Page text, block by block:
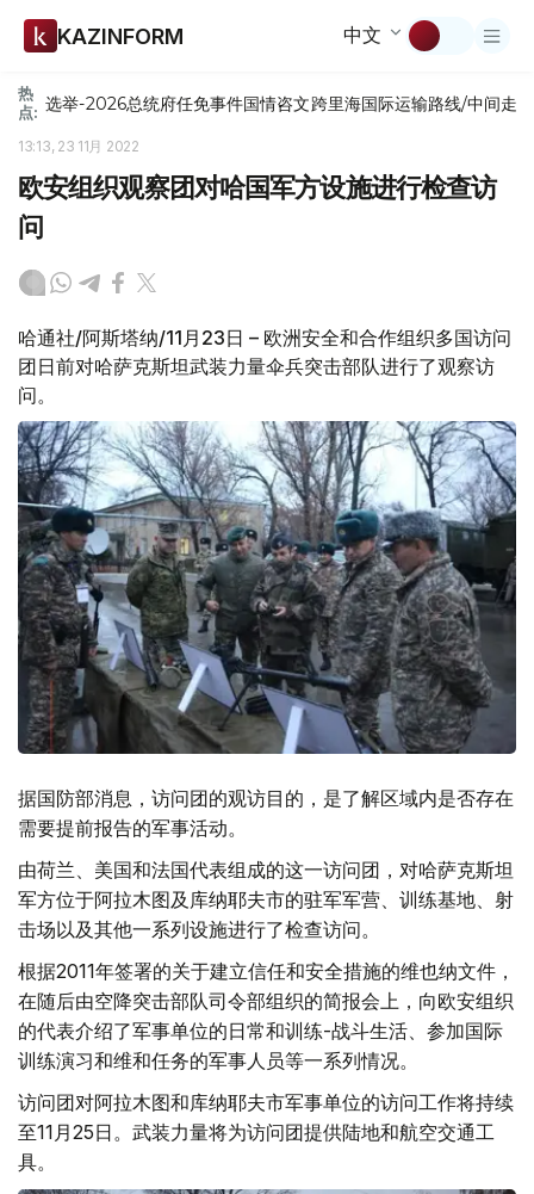
KAZINFORM 中文
热
点: 选举-2026总统府任免事件国情咨文跨里海国际运输路线/中间走廊
13:13, 23 11月 2022
欧安组织观察团对哈国军方设施进行检查访
问
哈通社/阿斯塔纳/11月23日 – 欧洲安全和合作组织多国访问
团日前对哈萨克斯坦武装力量伞兵突击部队进行了观察访
问。
据国防部消息，访问团的观访目的，是了解区域内是否存在
需要提前报告的军事活动。
由荷兰、美国和法国代表组成的这一访问团，对哈萨克斯坦
军方位于阿拉木图及库纳耶夫市的驻军军营、训练基地、射
击场以及其他一系列设施进行了检查访问。
根据2011年签署的关于建立信任和安全措施的维也纳文件，
在随后由空降突击部队司令部组织的简报会上，向欧安组织
的代表介绍了军事单位的日常和训练-战斗生活、参加国际
训练演习和维和任务的军事人员等一系列情况。
访问团对阿拉木图和库纳耶夫市军事单位的访问工作将持续
至11月25日。武装力量将为访问团提供陆地和航空交通工
具。